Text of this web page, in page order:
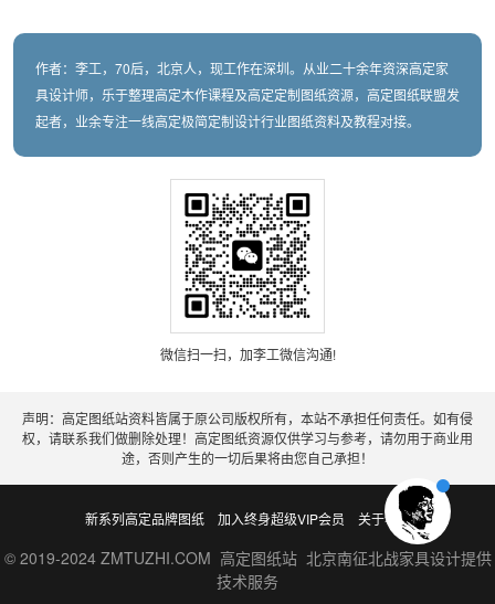
作者：李工，70后，北京人，现工作在深圳。从业二十余年资深高定家
具设计师，乐于整理高定木作课程及高定定制图纸资源，高定图纸联盟发
起者，业余专注一线高定极简定制设计行业图纸资料及教程对接。
微信扫一扫，加李工微信沟通!
声明：高定图纸站资料皆属于原公司版权所有，本站不承担任何责任。如有侵
权，请联系我们做删除处理！高定图纸资源仅供学习与参考，请勿用于商业用
途，否则产生的一切后果将由您自己承担！
新系列高定品牌图纸 加入终身超级VIP会员 关于老李
© 2019-2024 ZMTUZHI.COM 高定图纸站 北京南征北战家具设计提供
技术服务